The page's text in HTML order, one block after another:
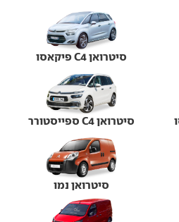
סיטרואן C4 פיקאסו
סיטרואן C4 ספייסטורר
סיטרואן נמו